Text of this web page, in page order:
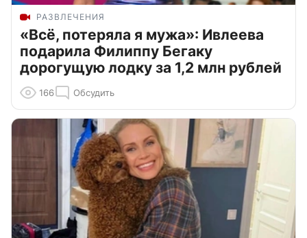
РАЗВЛЕЧЕНИЯ
«Всё, потеряла я мужа»: Ивлеева
подарила Филиппу Бегаку
дорогущую лодку за 1,2 млн рублей
166 Обсудить